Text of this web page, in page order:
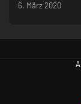
6. März 2020